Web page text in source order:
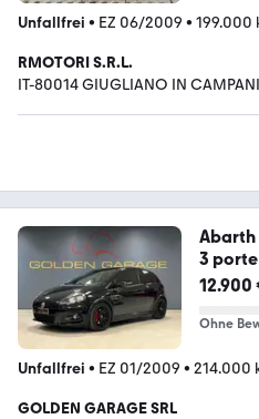
Unfallfrei • EZ 06/2009 • 199.000
RMOTORI S.R.L.
IT-80014 GIUGLIANO IN
Abarth
3 porte
12.900
Ohne
Unfallfrei • EZ 01/2009 • 214.000
GOLDEN GARAGE SRL